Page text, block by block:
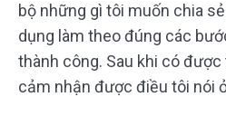
bộ những gì tôi muốn chia
dụng làm theo đúng các
thành công. Sau khi có
cảm nhận được điều tôi nói